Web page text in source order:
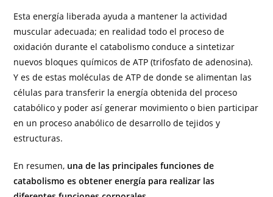
Esta energía liberada ayuda a mantener la actividad
muscular adecuada; en realidad todo el proceso de
oxidación durante el catabolismo conduce a sintetizar
nuevos bloques químicos de ATP (trifosfato de adenosina).
Y es de estas moléculas de ATP de donde se alimentan las
células para transferir la energía obtenida del proceso
catabólico y poder así generar movimiento o bien participar
en un proceso anabólico de desarrollo de tejidos y
estructuras.
En resumen, una de las principales funciones de
catabolismo es obtener energía para realizar las